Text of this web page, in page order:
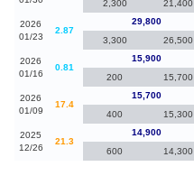
2,300
21,400
2026
01/23
2.87
29,800
3,300
26,500
2026
01/16
0.81
15,900
200
15,700
2026
01/09
17.4
15,700
400
15,300
2025
12/26
21.3
14,900
600
14,300